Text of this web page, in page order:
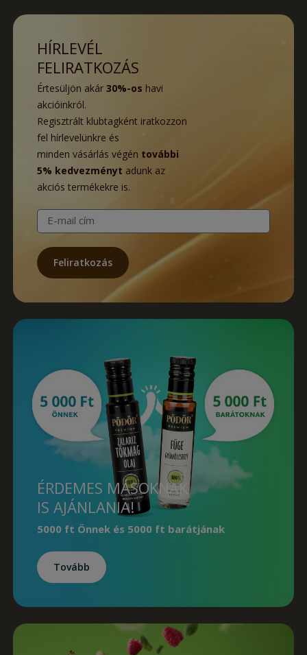
HÍRLEVÉL
FELIRATKOZÁS
Értesüljön akár 30%-os havi
akcióinkról.
Regisztrált klubtagként iratkozzon
fel hírlevelünkre és
minden vásárlás végén további
5% kedvezményt adunk az
akciós termékekre is.
E-mail cím
Feliratkozás
ÉRDEMES MÁSOKNAK
IS AJÁNLANIA!
5000 ft Önnek és 5000 ft barátjának
Tovább